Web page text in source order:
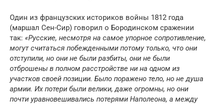
Один из французских историков войны 1812 года
(маршал Сен-Сир) говорил о Бородинском сражении
так: «Русские, несмотря на самое упорное сопротивление,
могут считаться побежденными потому только, что они
отступили, но они не были разбиты, они не были
отброшены в полном расстройстве ни на одном из
участков своей позиции. Было поражено тело, но не душа
армии. Их потери были велики, даже огромны, но они
почти уравновешивались потерями Наполеона, а между